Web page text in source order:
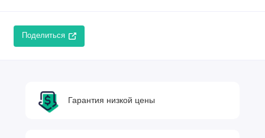
Поделиться
Гарантия низкой цены